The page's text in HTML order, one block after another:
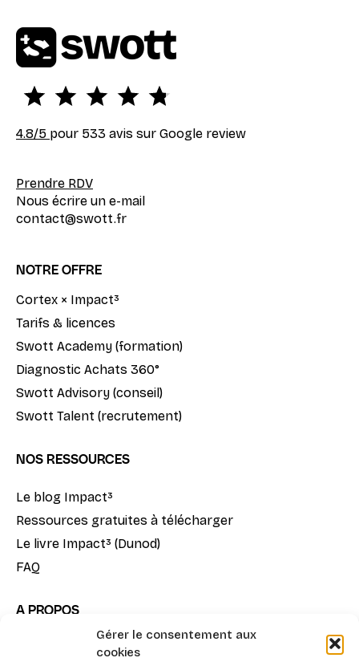
Gérer le consentement aux
cookies
4.8/5 pour 533 avis sur Google review
Prendre RDV
Nous écrire un e-mail
contact@swott.fr
NOTRE OFFRE
Cortex × Impact³
Tarifs & licences
Swott Academy (formation)
Diagnostic Achats 360°
Swott Advisory (conseil)
Swott Talent (recrutement)
NOS RESSOURCES
Le blog Impact³
Ressources gratuites à télécharger
Le livre Impact³ (Dunod)
FAQ
A PROPOS
Notre mission